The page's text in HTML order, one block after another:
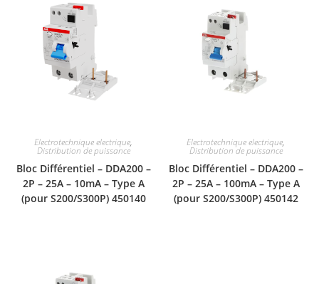
Electrotechnique electrique,
Distribution de puissance
Bloc Différentiel – DDA200 –
2P – 25A – 10mA – Type A
(pour S200/S300P) 450140
Electrotechnique electrique,
Distribution de puissance
Bloc Différentiel – DDA200 –
2P – 25A – 100mA – Type A
(pour S200/S300P) 450142